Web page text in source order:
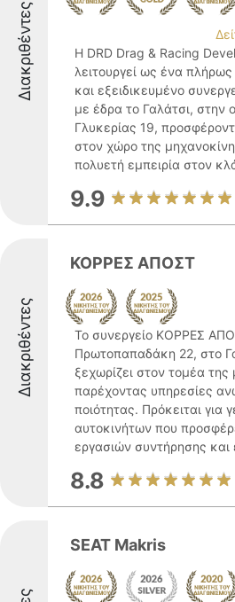
Διακριθέντες
Η DRD Drag & Racing
λειτουργεί ως ένα
και εξειδικευμένο
με έδρα το Γαλάτσι, στην
Γλυκερίας 19,
στον χώρο της
πολυετή εμπειρία στον
9.9
Διακριθέντες
ΚΟΡΡΕΣ ΑΠΟΣΤ
Το συνεργείο ΚΟΡΡΕΣ
Πρωτοπαπαδάκη 22, στο
ξεχωρίζει στον τομέα
παρέχοντας υπηρεσίες
ποιότητας. Πρόκειται για
αυτοκινήτων που
εργασιών συντήρησης και
8.8
SEAT Makris